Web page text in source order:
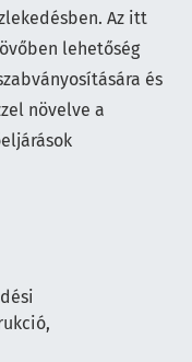
Az itt
lehetőség
és
növelve a